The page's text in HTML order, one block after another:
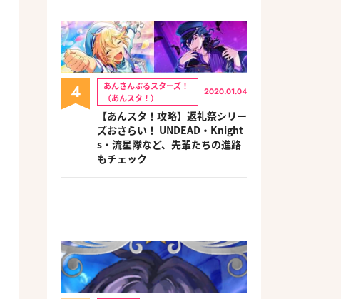
4
あんさんぶるスターズ！
（あんスタ！）
2020.01.04
【あんスタ！攻略】返礼祭シリー
ズおさらい！ UNDEAD・Knight
s・流星隊など、先輩たちの進路
もチェック